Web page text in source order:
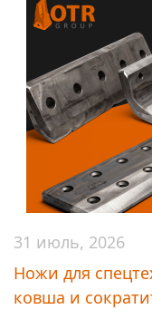
31 июль, 2026
Ножи для
ковша и